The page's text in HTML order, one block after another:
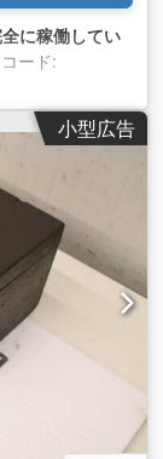
に稼働してい
ード:
に機能 - 互換
- MORBIDELLI
っております
小型広告